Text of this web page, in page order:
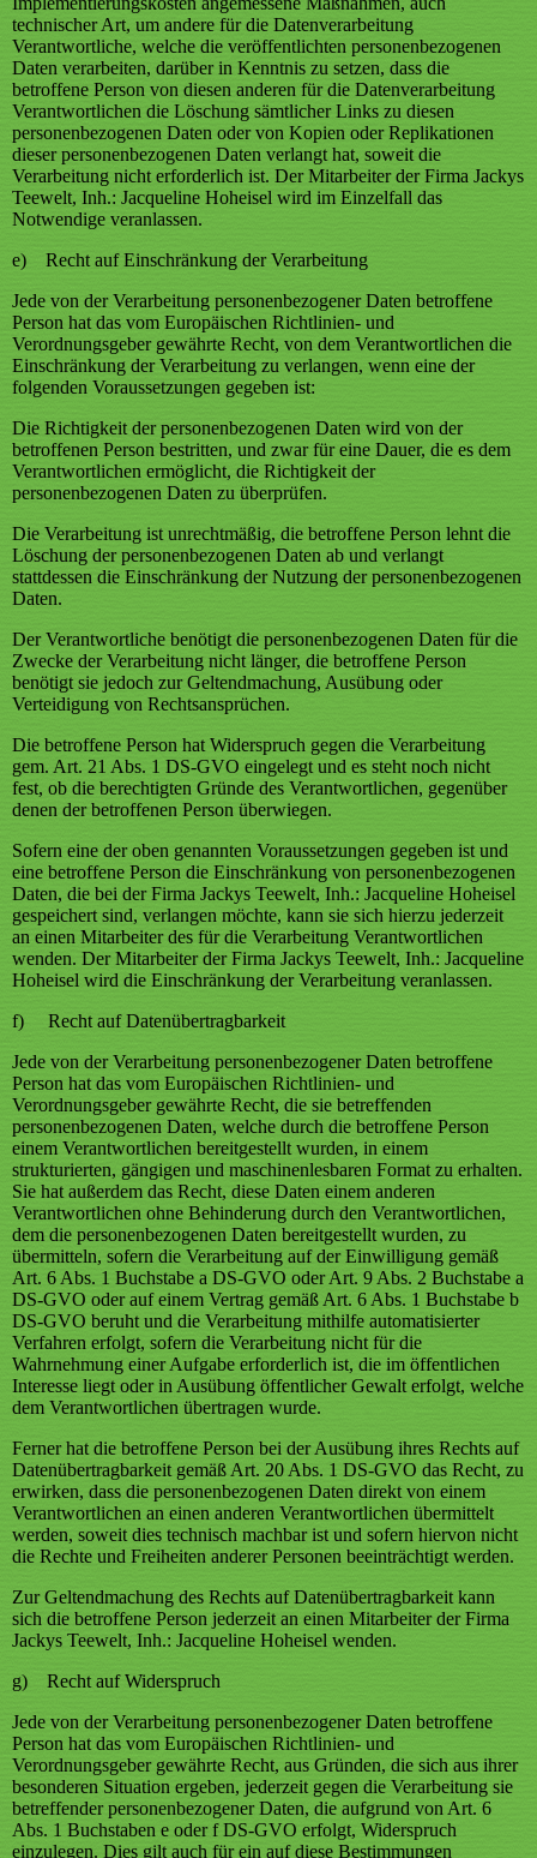
technischer Art, um andere für die Datenverarbeitung
Verantwortliche, welche die veröffentlichten personenbezogenen
Daten verarbeiten, darüber in Kenntnis zu setzen, dass die
betroffene Person von diesen anderen für die Datenverarbeitung
Verantwortlichen die Löschung sämtlicher Links zu diesen
personenbezogenen Daten oder von Kopien oder Replikationen
dieser personenbezogenen Daten verlangt hat, soweit die
Verarbeitung nicht erforderlich ist. Der Mitarbeiter der Firma Jackys
Teewelt, Inh.: Jacqueline Hoheisel wird im Einzelfall das
Notwendige veranlassen.
e) Recht auf Einschränkung der Verarbeitung
Jede von der Verarbeitung personenbezogener Daten betroffene
Person hat das vom Europäischen Richtlinien- und
Verordnungsgeber gewährte Recht, von dem Verantwortlichen die
Einschränkung der Verarbeitung zu verlangen, wenn eine der
folgenden Voraussetzungen gegeben ist:
Die Richtigkeit der personenbezogenen Daten wird von der
betroffenen Person bestritten, und zwar für eine Dauer, die es dem
Verantwortlichen ermöglicht, die Richtigkeit der
personenbezogenen Daten zu überprüfen.
Die Verarbeitung ist unrechtmäßig, die betroffene Person lehnt die
Löschung der personenbezogenen Daten ab und verlangt
stattdessen die Einschränkung der Nutzung der personenbezogenen
Daten.
Der Verantwortliche benötigt die personenbezogenen Daten für die
Zwecke der Verarbeitung nicht länger, die betroffene Person
benötigt sie jedoch zur Geltendmachung, Ausübung oder
Verteidigung von Rechtsansprüchen.
Die betroffene Person hat Widerspruch gegen die Verarbeitung
gem. Art. 21 Abs. 1 DS-GVO eingelegt und es steht noch nicht
fest, ob die berechtigten Gründe des Verantwortlichen, gegenüber
denen der betroffenen Person überwiegen.
Sofern eine der oben genannten Voraussetzungen gegeben ist und
eine betroffene Person die Einschränkung von personenbezogenen
Daten, die bei der Firma Jackys Teewelt, Inh.: Jacqueline Hoheisel
gespeichert sind, verlangen möchte, kann sie sich hierzu jederzeit
an einen Mitarbeiter des für die Verarbeitung Verantwortlichen
wenden. Der Mitarbeiter der Firma Jackys Teewelt, Inh.: Jacqueline
Hoheisel wird die Einschränkung der Verarbeitung veranlassen.
f) Recht auf Datenübertragbarkeit
Jede von der Verarbeitung personenbezogener Daten betroffene
Person hat das vom Europäischen Richtlinien- und
Verordnungsgeber gewährte Recht, die sie betreffenden
personenbezogenen Daten, welche durch die betroffene Person
einem Verantwortlichen bereitgestellt wurden, in einem
strukturierten, gängigen und maschinenlesbaren Format zu erhalten.
Sie hat außerdem das Recht, diese Daten einem anderen
Verantwortlichen ohne Behinderung durch den Verantwortlichen,
dem die personenbezogenen Daten bereitgestellt wurden, zu
übermitteln, sofern die Verarbeitung auf der Einwilligung gemäß
Art. 6 Abs. 1 Buchstabe a DS-GVO oder Art. 9 Abs. 2 Buchstabe a
DS-GVO oder auf einem Vertrag gemäß Art. 6 Abs. 1 Buchstabe b
DS-GVO beruht und die Verarbeitung mithilfe automatisierter
Verfahren erfolgt, sofern die Verarbeitung nicht für die
Wahrnehmung einer Aufgabe erforderlich ist, die im öffentlichen
Interesse liegt oder in Ausübung öffentlicher Gewalt erfolgt, welche
dem Verantwortlichen übertragen wurde.
Ferner hat die betroffene Person bei der Ausübung ihres Rechts auf
Datenübertragbarkeit gemäß Art. 20 Abs. 1 DS-GVO das Recht, zu
erwirken, dass die personenbezogenen Daten direkt von einem
Verantwortlichen an einen anderen Verantwortlichen übermittelt
werden, soweit dies technisch machbar ist und sofern hiervon nicht
die Rechte und Freiheiten anderer Personen beeinträchtigt werden.
Zur Geltendmachung des Rechts auf Datenübertragbarkeit kann
sich die betroffene Person jederzeit an einen Mitarbeiter der Firma
Jackys Teewelt, Inh.: Jacqueline Hoheisel wenden.
g) Recht auf Widerspruch
Jede von der Verarbeitung personenbezogener Daten betroffene
Person hat das vom Europäischen Richtlinien- und
Verordnungsgeber gewährte Recht, aus Gründen, die sich aus ihrer
besonderen Situation ergeben, jederzeit gegen die Verarbeitung sie
betreffender personenbezogener Daten, die aufgrund von Art. 6
Abs. 1 Buchstaben e oder f DS-GVO erfolgt, Widerspruch
einzulegen. Dies gilt auch für ein auf diese Bestimmungen